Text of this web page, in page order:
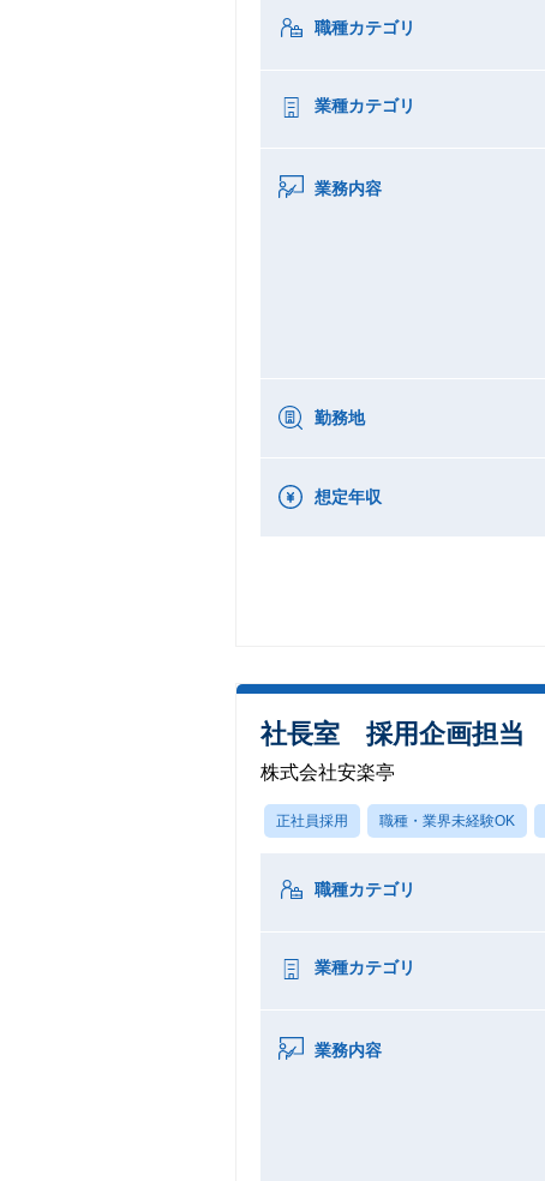
職種カテゴリ
業種カテゴリ
業務内容
勤務地
想定年収
社長室 採用企画担当
株式会社安楽亭
正社員採用 職種・業界未経験OK
職種カテゴリ
業種カテゴリ
業務内容